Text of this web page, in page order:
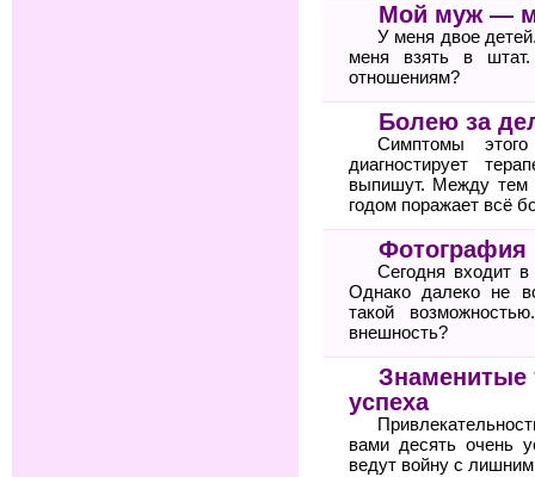
Мой муж —
У меня двое
меня взять в
отношениям?
Болею за
Симптомы
диагностирует
выпишут. Между тем
годом поражает всё
Фотография
Сегодня входит
Однако далеко не
такой
внешность?
Знаменитые
успеха
вами десять очень
ведут войну с